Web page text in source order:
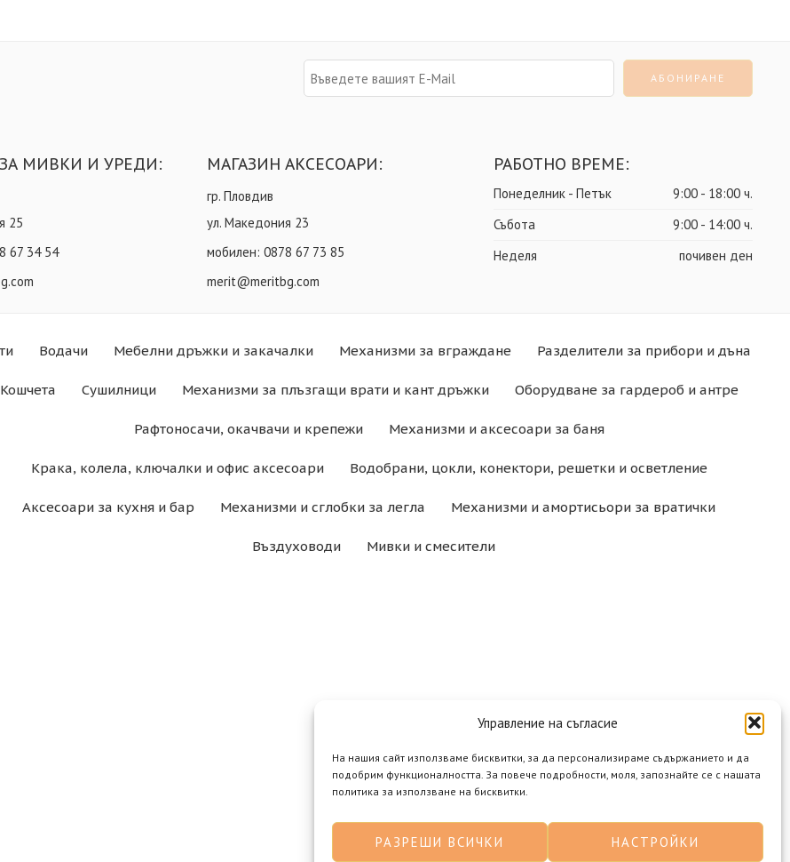
Управление на съгласие
На нашия сайт използваме бисквитки, за да персонализираме съдържанието и да
подобрим функционалността. За повече подробности, моля, запознайте се с нашата
политика за използване на бисквитки.
РАЗРЕШИ ВСИЧКИ НАСТРОЙКИ
МИВКИ И УРЕДИ:
25
67 34 54
МАГАЗИН АКСЕСОАРИ:
гр. Пловдив
ул. Македония 23
мобилен: 0878 67 73 85
merit@meritbg.com
РАБОТНО ВРЕМЕ:
Понеделник - Петък
9:00 - 18:00 ч.
Събота
9:00 - 14:00 ч.
Неделя
почивен ден
Водачи Мебелни дръжки и закачалки Механизми за вграждане Разделители за прибори и дъна
Кошчета Сушилници Механизми за плъзгащи врати и кант дръжки Оборудване за гардероб и антре
Рафтоносачи, окачвачи и крепежи Механизми и аксесоари за баня
Крака, колела, ключалки и офис аксесоари Водобрани, цокли, конектори, решетки и осветление
Аксесоари за кухня и бар Механизми и сглобки за легла Механизми и амортисьори за вратички
Въздуховоди Мивки и смесители